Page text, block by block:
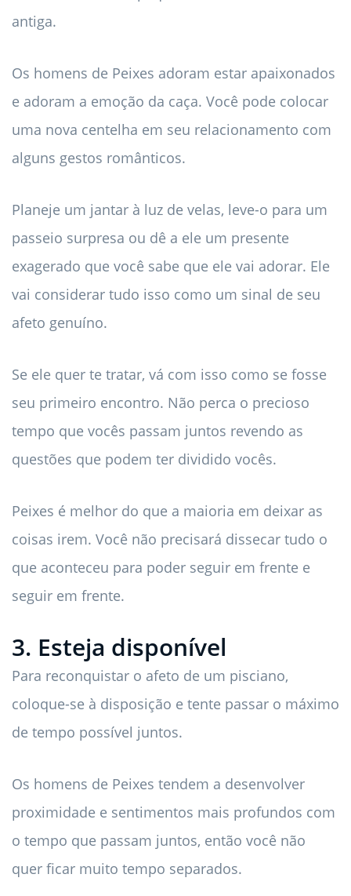
antiga.
Os homens de Peixes adoram estar apaixonados
e adoram a emoção da caça. Você pode colocar
uma nova centelha em seu relacionamento com
alguns gestos românticos.
Planeje um jantar à luz de velas, leve-o para um
passeio surpresa ou dê a ele um presente
exagerado que você sabe que ele vai adorar. Ele
vai considerar tudo isso como um sinal de seu
afeto genuíno.
Se ele quer te tratar, vá com isso como se fosse
seu primeiro encontro. Não perca o precioso
tempo que vocês passam juntos revendo as
questões que podem ter dividido vocês.
Peixes é melhor do que a maioria em deixar as
coisas irem. Você não precisará dissecar tudo o
que aconteceu para poder seguir em frente e
seguir em frente.
3. Esteja disponível
Para reconquistar o afeto de um pisciano,
coloque-se à disposição e tente passar o máximo
de tempo possível juntos.
Os homens de Peixes tendem a desenvolver
proximidade e sentimentos mais profundos com
o tempo que passam juntos, então você não
quer ficar muito tempo separados.